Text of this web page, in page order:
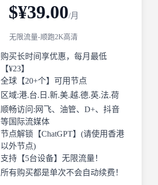
$¥39.00/月
无限流量-顺跑2K高清
购买长时间享优惠，每月最低
【¥23】
全球【20+个】可用节点
区域:港.台.日.新.美.越.德.英.法.荷
顺畅访问:网飞、油管、D+、抖音
等国际流媒体
节点解锁【ChatGPT】(请使用香港
以外节点)
支持【5台设备】无限流量！
所有购买都是单次不会自动续费！